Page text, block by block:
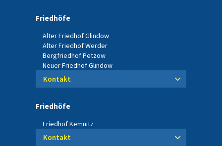
Friedhöfe
Alter Friedhof Glindow
Alter Friedhof Werder
Bergfriedhof Petzow
Neuer Friedhof Glindow
Kontakt
Friedhöfe
Friedhof Kemnitz
Kontakt